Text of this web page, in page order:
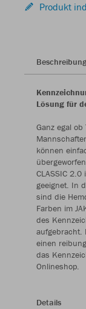
Produkt
Beschreibung
Lösung für
Ganz egal
können
CLASSIC
geeignet. In
sind die
Farben im
des
aufgebracht.
einen
das
Onlineshop.
Details